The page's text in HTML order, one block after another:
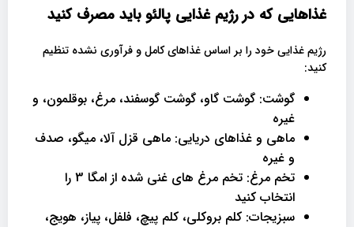
غذاهایی که در رژیم غذایی پالئو باید مصرف کنید
رژیم غذایی خود را بر اساس غذاهای کامل و فرآوری نشده تنظیم
کنید:
گوشت: گوشت گاو، گوشت گوسفند، مرغ، بوقلمون، و
غیره
ماهی و غذاهای دریایی: ماهی قزل آلا، میگو، صدف
و غیره
تخم مرغ: تخم مرغ های غنی شده از امگا 3 را
انتخاب کنید
سبزیجات: کلم بروکلی، کلم پیچ، فلفل، پیاز، هویج،